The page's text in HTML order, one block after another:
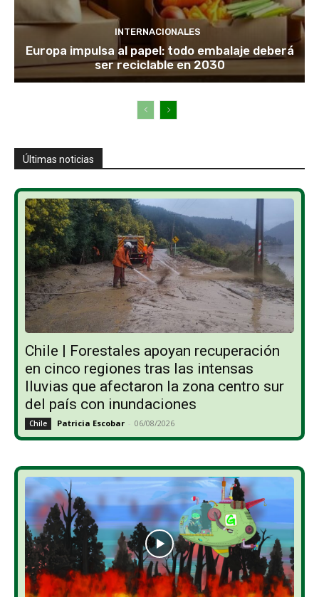
INTERNACIONALES
Europa impulsa al papel: todo embalaje deberá
ser reciclable en 2030
Últimas noticias
Chile | Forestales apoyan recuperación
en cinco regiones tras las intensas
lluvias que afectaron la zona centro sur
del país con inundaciones
Chile Patricia Escobar - 06/08/2026